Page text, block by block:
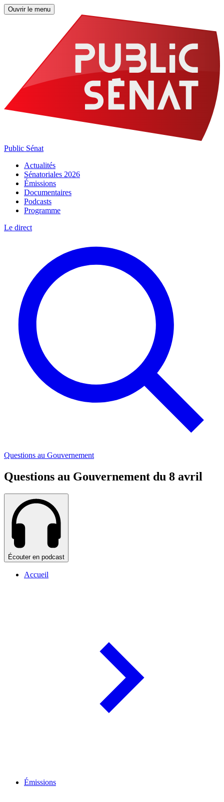
Ouvrir le menu
Public Sénat
Actualités
Sénatoriales 2026
Émissions
Documentaires
Podcasts
Programme
Le direct
Questions au Gouvernement
Questions au Gouvernement du 8 avril
Écouter en podcast
Accueil
Émissions